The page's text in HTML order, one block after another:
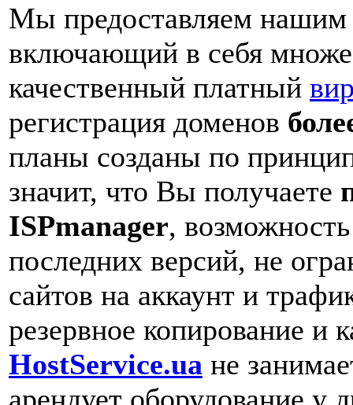
Мы предоставляем нашим
включающий в себя
качественный платный
регистрация доменов
планы созданы по
значит, что Вы получаете
ISPmanager,
последних версий, не
сайтов на аккаунт и
резервное копирование и
HostService.ua не